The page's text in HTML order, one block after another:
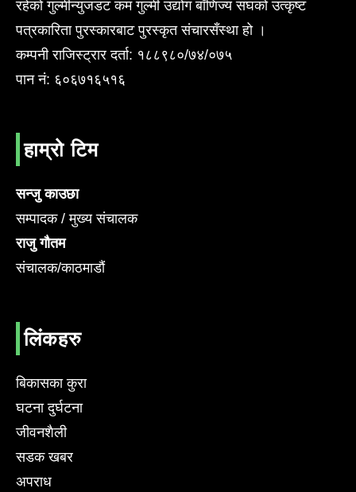
रहेको गुल्मीन्युजडट कम गुल्मी उद्योग बाँणिज्य संघको उत्कृष्ट
पत्रकारिता पुरस्कारबाट पुरस्कृत संचारसँस्था हो ।
कम्पनी राजिस्ट्रार दर्ता: १८८९८०/७४/०७५
पान नं: ६०६७१६५१६
हाम्रो टिम
सन्जु काउछा
सम्पादक / मुख्य संचालक
राजु गौतम
संचालक/काठमाडौं
लिंकहरु
बिकासका कुरा
घटना दुर्घटना
जीवनशैली
सडक खबर
अपराध